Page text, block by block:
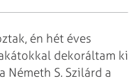
én hét éves
dekoráltam ki
Németh S. Szilárd a